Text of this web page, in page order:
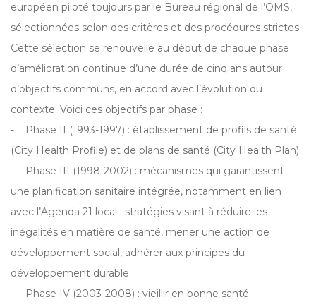
européen piloté toujours par le Bureau régional de l’OMS,
sélectionnées selon des critères et des procédures strictes.
Cette sélection se renouvelle au début de chaque phase
d’amélioration continue d’une durée de cinq ans autour
d’objectifs communs, en accord avec l’évolution du
contexte. Voici ces objectifs par phase :
- Phase II (1993-1997) : établissement de profils de santé
(City Health Profile) et de plans de santé (City Health Plan) ;
- Phase III (1998-2002) : mécanismes qui garantissent
une planification sanitaire intégrée, notamment en lien
avec l’Agenda 21 local ; stratégies visant à réduire les
inégalités en matière de santé, mener une action de
développement social, adhérer aux principes du
développement durable ;
- Phase IV (2003-2008) : vieillir en bonne santé ;